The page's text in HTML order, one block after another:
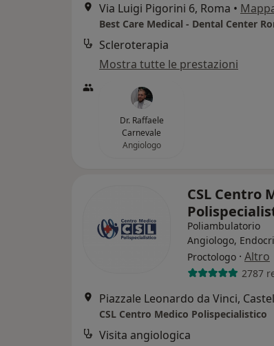
Via Luigi Pigorini 6, Roma •
Best Care Medical - Dental Center
Scleroterapia
Mostra tutte le prestazioni
Dr. Raffaele
Carnevale
Angiologo
CSL Centro
Poliambulatorio
Angiologo,
Proctologo · Altro
2787
CSL Centro Medico Polispecialistico
Visita angiologica